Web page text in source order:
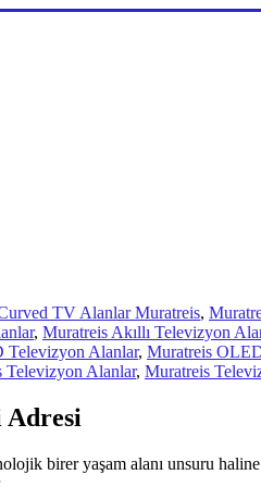
TV Alanlar Muratreis,
, Muratreis Akıllı Televizyon
Televizyon Alanlar, Muratreis
Televizyon Alanlar, Muratreis
Adresi
birer yaşam alanı unsuru